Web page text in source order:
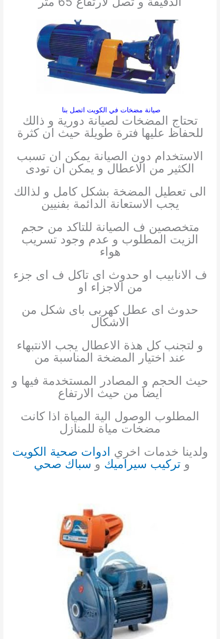
صيانة مضخات في الكويت اتصل بنا
تحتاج المضخات لصيانة دورية و ذالك
للحفاظ عليها فترة طويلة حيث ان كثرة
الاستخدام دون الصيانة يمكن ان تسبب
الكثير من الاعطال و يمكن ان تودى
الى تعطيل المضخة بشكل كامل و لذالك
يجب الاستعانة الدائمة بفنيين
متخصصين ف الصيانة للتاكد من حجم
الزيت المطلوب و عدم وجود تسريب
هواء
ف الانابيب او حدوث اى تاكل ف اى جزء
من الاجزاء او
حدوث اى عطل كهربى باى شكل من
الاشكال
و لتجنب كل هذة الاعطال يجب الانتبهاء
عند اختيار المضخة المناسبة من
حيث الحجم و المصادر المستخدمة فيها و
ايضا من حيث الارتفاع
المطلوب الوصول الية المياة اذا كانت
مضخات مياة للمنازل
ولدينا خدمات اخري ادوات صحية الكويت
و تركيب سيراميك و سباك صحي